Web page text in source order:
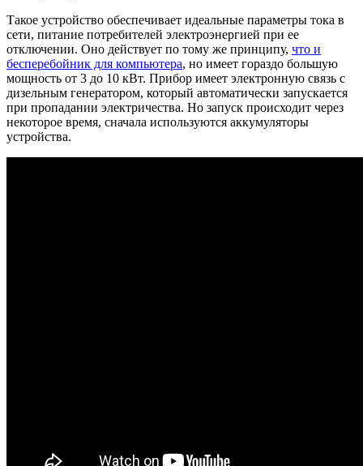
Такое устройство обеспечивает идеальные параметры тока в
сети, питание потребителей электроэнергией при ее
отключении. Оно действует по тому же принципу, что и
бесперебойник для компьютера, но имеет гораздо большую
мощность от 3 до 10 кВт. Прибор имеет электронную связь с
дизельным генератором, который автоматически запускается
при пропадании электричества. Но запуск происходит через
некоторое время, сначала используются аккумуляторы
устройства.